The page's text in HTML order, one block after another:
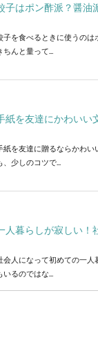
子はポン酢派？醤油
子を食べるときに使うのは
ちんと量って...
紙を友達にかわいい
紙を友達に贈るならかわ
、少しのコツで...
人暮らしが寂しい！
会人になって初めての一人
いるのではな...